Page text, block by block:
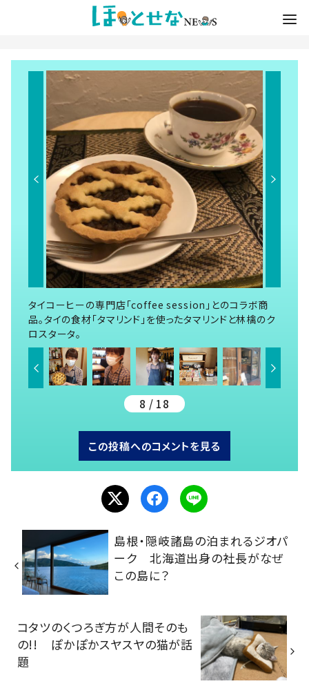
タイコーヒーの専門店「coffee session」とのコラボ商
品。タイの食材「タマリンド」を使ったタマリンドと林檎のク
ロスタータ。
8 / 18
この投稿へのコメントを見る
島根・隠岐諸島の泊まれるジオパ
ーク 北海道出身の社長がなぜ
この島に？
コタツのくつろぎ方が人間そのも
の!! ぽかぽかスヤスヤの猫が話
題